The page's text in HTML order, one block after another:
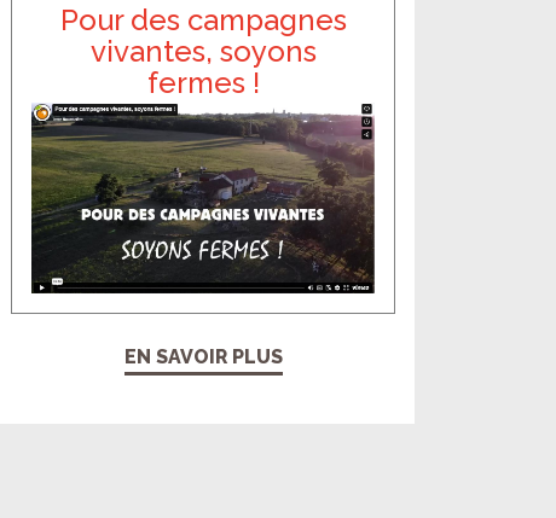
Pour des campagnes
vivantes, soyons
fermes !
EN SAVOIR PLUS